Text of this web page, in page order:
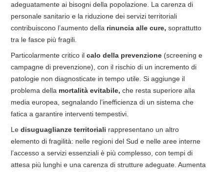
adeguatamente ai bisogni della popolazione. La carenza di
personale sanitario e la riduzione dei servizi territoriali
contribuiscono l’aumento della rinuncia alle cure, soprattutto
tra le fasce più fragili.
Particolarmente critico il calo della prevenzione (screening e
campagne di prevenzione), con il rischio di un incremento di
patologie non diagnosticate in tempo utile. Si aggiunge il
problema della mortalità evitabile, che resta superiore alla
media europea, segnalando l’inefficienza di un sistema che
fatica a garantire interventi tempestivi.
Le disuguaglianze territoriali rappresentano un altro
elemento di fragilità: nelle regioni del Sud e nelle aree interne
l’accesso a servizi essenziali è più complesso, con tempi di
attesa più lunghi e una carenza di strutture adeguate. Aumenta